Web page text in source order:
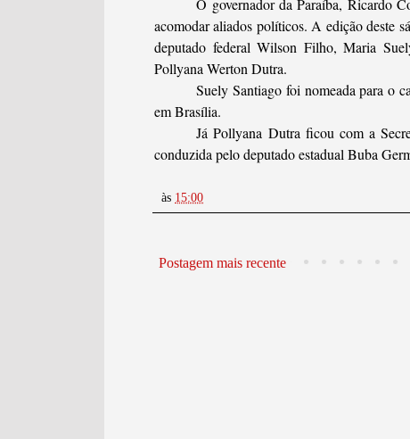
O governador da Paraíba, Ricardo
acomodar aliados políticos. A edição deste
deputado federal Wilson Filho, Maria
Pollyana Werton Dutra.
Suely Santiago foi nomeada para o
em Brasília.
Já Pollyana Dutra ficou com a
conduzida pelo deputado estadual Buba
às 15:00
Postagem mais recente